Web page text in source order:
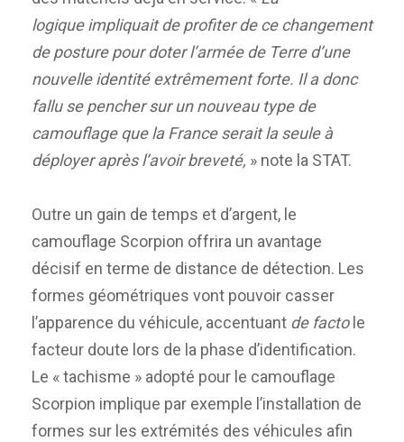
logique impliquait de profiter de ce changement
de posture pour doter l’armée de Terre d’une
nouvelle identité extrêmement forte. Il a donc
fallu se pencher sur un nouveau type de
camouflage que la France serait la seule à
déployer après l’avoir breveté, » note la STAT.
Outre un gain de temps et d’argent, le
camouflage Scorpion offrira un avantage
décisif en terme de distance de détection. Les
formes géométriques vont pouvoir casser
l’apparence du véhicule, accentuant de factole
facteur doute lors de la phase d’identification.
Le « tachisme » adopté pour le camouflage
Scorpion implique par exemple l’installation de
formes sur les extrémités des véhicules afin